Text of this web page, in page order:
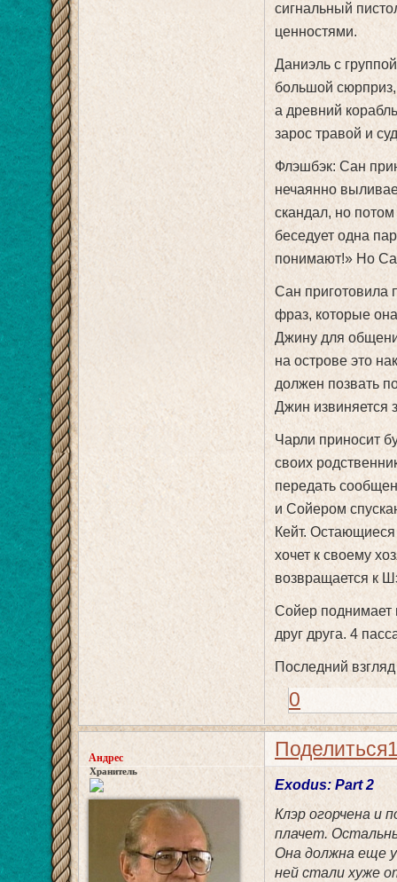
сигнальный
ценностями.
Даниэль с
большой сюрприз,
а древний
зарос травой и
Флэшбэк: Сан
нечаянно
скандал, но
беседует одна
понимают!» Но
Сан приготовила
фраз, которые
Джину для
на острове это
должен позвать
Джин извиняется
Чарли приносит
своих
передать
и Сойером
Кейт.
хочет к своему
возвращается к
Сойер поднимает
друг друга. 4
Последний
0
Поделиться
Андрес
Хранитель
Exodus: Part 2
Клэр огорчена и
плачет.
Она должна еще
ней стали хуже